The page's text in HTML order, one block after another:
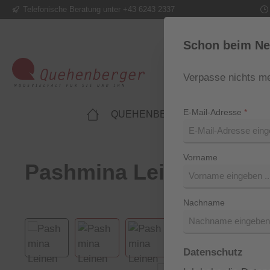
Hauptinhalt springen
Zur Suche springen
Zur Hauptnavigation springen
Telefonische Beratung unter +43 6243 2337
QUEHENBERGER LIFESTYLE
Pashmina Leinen von
Bildergalerie überspringen
Schon beim
Verpasse nichts
E-Mail-Adresse *
Vorname
Nachname
Datenschutz